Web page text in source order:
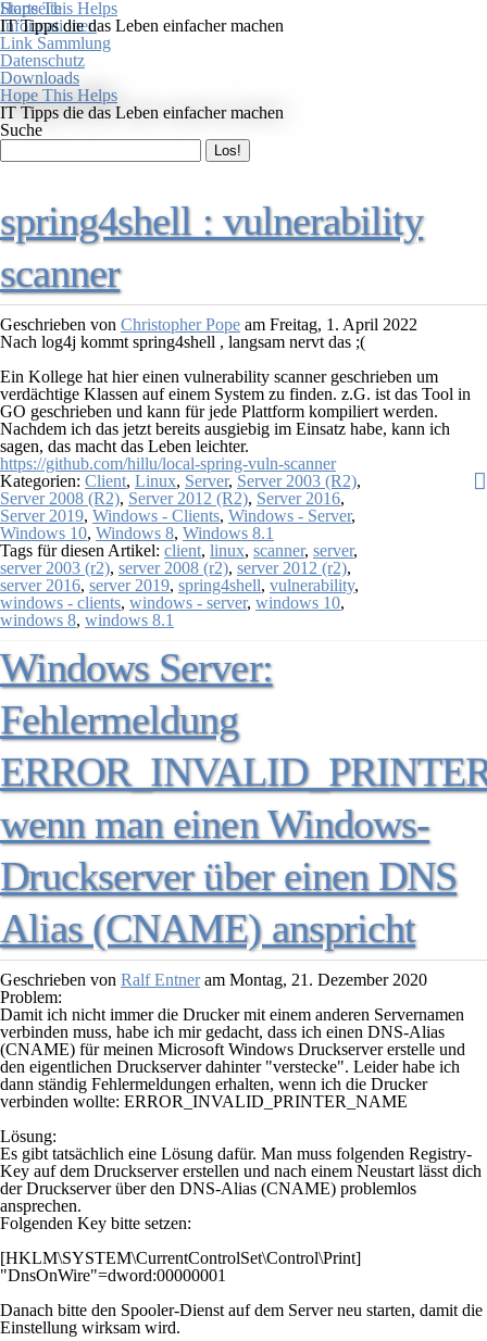
Startseite
Informationen
Link Sammlung
Datenschutz
Downloads
Hope This Helps
IT Tipps die das Leben einfacher machen
Suche
spring4shell : vulnerability
scanner
Geschrieben von Christopher Pope am Freitag, 1. April 2022
Nach log4j kommt spring4shell , langsam nervt das ;(
Ein Kollege hat hier einen vulnerability scanner geschrieben um
verdächtige Klassen auf einem System zu finden. z.G. ist das Tool in
GO geschrieben und kann für jede Plattform kompiliert werden.
Nachdem ich das jetzt bereits ausgiebig im Einsatz habe, kann ich
sagen, das macht das Leben leichter.
https://github.com/hillu/local-spring-vuln-scanner
Kategorien: Client, Linux, Server, Server 2003 (R2),
Server 2008 (R2), Server 2012 (R2), Server 2016,
Server 2019, Windows - Clients, Windows - Server,
Windows 10, Windows 8, Windows 8.1
Tags für diesen Artikel: client, linux, scanner, server,
server 2003 (r2), server 2008 (r2), server 2012 (r2),
server 2016, server 2019, spring4shell, vulnerability,
windows - clients, windows - server, windows 10,
windows 8, windows 8.1
Windows Server:
Fehlermeldung
wenn man einen Windows-
Druckserver über einen DNS
Alias (CNAME) anspricht
Geschrieben von Ralf Entneram Montag, 21. Dezember 2020
Problem:
Damit ich nicht immer die Drucker mit einem anderen Servernamen
verbinden muss, habe ich mir gedacht, dass ich einen DNS-Alias
(CNAME) für meinen Microsoft Windows Druckserver erstelle und
den eigentlichen Druckserver dahinter "verstecke". Leider habe ich
dann ständig Fehlermeldungen erhalten, wenn ich die Drucker
verbinden wollte: ERROR_INVALID_PRINTER_NAME
Lösung:
Es gibt tatsächlich eine Lösung dafür. Man muss folgenden Registry-
Key auf dem Druckserver erstellen und nach einem Neustart lässt dich
der Druckserver über den DNS-Alias (CNAME) problemlos
ansprechen.
Folgenden Key bitte setzen:
[HKLM\SYSTEM\CurrentControlSet\Control\Print]
"DnsOnWire"=dword:00000001
Danach bitte den Spooler-Dienst auf dem Server neu starten, damit die
Einstellung wirksam wird.
Hope This Helps
IT Tipps die das Leben einfacher machen